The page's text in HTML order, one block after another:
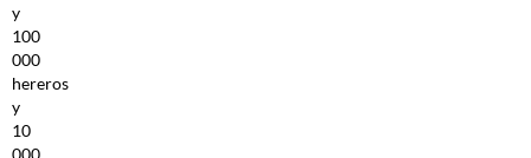
y
100
000
hereros
y
10
000